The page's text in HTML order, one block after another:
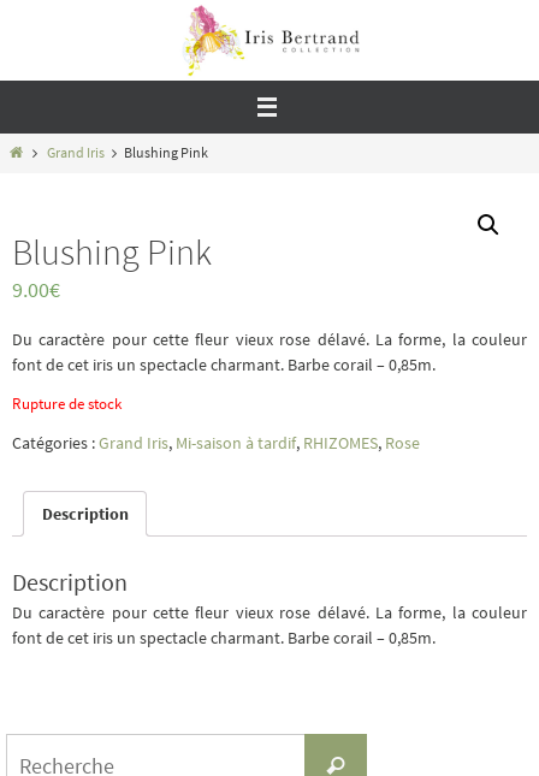
contenu
HomeGrand Iris Blushing Pink
Blushing Pink
9.00€
Du caractère pour cette fleur vieux rose délavé. La forme, la couleur
font de cet iris un spectacle charmant. Barbe corail – 0,85m.
Rupture de stock
Catégories :Grand Iris, Mi-saison à tardif, RHIZOMES, Rose
Description
Description
Du caractère pour cette fleur vieux rose délavé. La forme, la couleur
font de cet iris un spectacle charmant. Barbe corail – 0,85m.
Recherche